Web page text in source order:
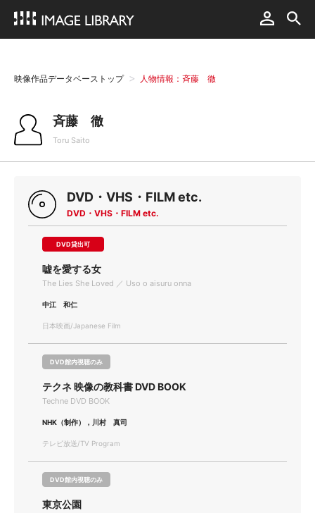
映像作品データベーストップ 人物情報：斉藤 徹
斉藤 徹
Toru Saito
DVD・VHS・FILM etc.
DVD・VHS・FILM etc.
DVD貸出可
嘘を愛する女
The Lies She Loved ／ Uso o aisuru onna
中江 和仁
日本映画/Japanese Film
DVD館内視聴のみ
テクネ 映像の教科書 DVD BOOK
Techne DVD BOOK
NHK（制作），川村 真司
テレビ放送/TV Program
DVD館内視聴のみ
東京公園